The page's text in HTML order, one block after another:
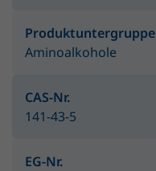
Produktuntergruppe
Aminoalkohole
CAS-Nr.
141-43-5
EG-Nr.